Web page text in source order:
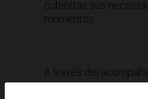
cubiertas sus
momentos.
A través del
telefónico se ha